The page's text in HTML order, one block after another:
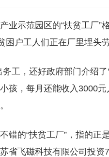
业示范园区的“扶贫工厂”
户工人们正在厂里埋头劳
工，还好政府部门介绍
孩，每月还能收入3000元
错的“扶贫工厂”，指的
省飞磁科技有限公司投资